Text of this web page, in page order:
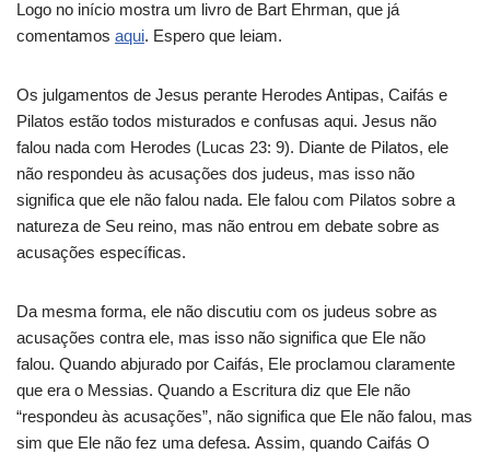
Logo no início mostra um livro de Bart Ehrman, que já
comentamos aqui. Espero que leiam.
Os julgamentos de Jesus perante Herodes Antipas, Caifás e
Pilatos estão todos misturados e confusas aqui. Jesus não
falou nada com Herodes (Lucas 23: 9). Diante de Pilatos, ele
não respondeu às acusações dos judeus, mas isso não
significa que ele não falou nada. Ele falou com Pilatos sobre a
natureza de Seu reino, mas não entrou em debate sobre as
acusações específicas.
Da mesma forma, ele não discutiu com os judeus sobre as
acusações contra ele, mas isso não significa que Ele não
falou. Quando abjurado por Caifás, Ele proclamou claramente
que era o Messias. Quando a Escritura diz que Ele não
“respondeu às acusações”, não significa que Ele não falou, mas
sim que Ele não fez uma defesa. Assim, quando Caifás O